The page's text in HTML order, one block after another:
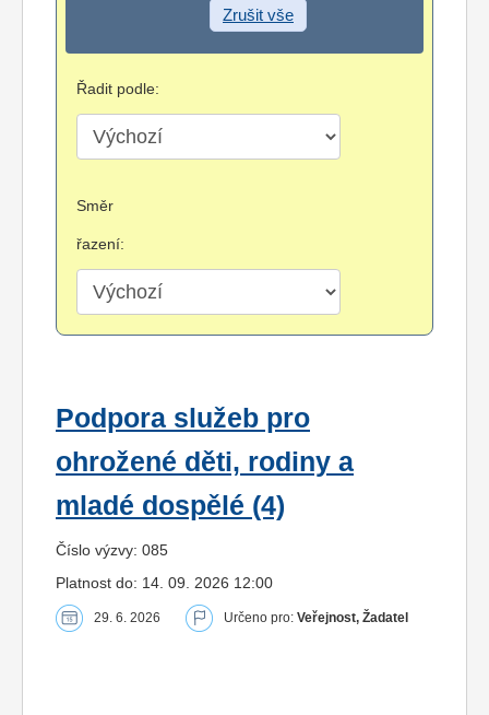
Zrušit vše
Řadit podle:
Směr
řazení:
Podpora služeb pro
ohrožené děti, rodiny a
mladé dospělé (4)
Číslo výzvy: 085
Platnost do: 14. 09. 2026 12:00
29. 6. 2026 Určeno pro: Veřejnost, Žadatel